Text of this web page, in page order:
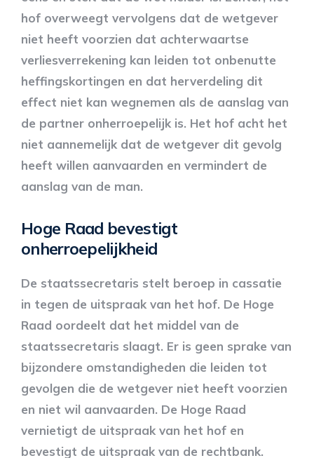
hof overweegt vervolgens dat de wetgever
niet heeft voorzien dat achterwaartse
verliesverrekening kan leiden tot onbenutte
heffingskortingen en dat herverdeling dit
effect niet kan wegnemen als de aanslag van
de partner onherroepelijk is. Het hof acht het
niet aannemelijk dat de wetgever dit gevolg
heeft willen aanvaarden en vermindert de
aanslag van de man.
Hoge Raad bevestigt
onherroepelijkheid
De staatssecretaris stelt beroep in cassatie
in tegen de uitspraak van het hof. De Hoge
Raad oordeelt dat het middel van de
staatssecretaris slaagt. Er is geen sprake van
bijzondere omstandigheden die leiden tot
gevolgen die de wetgever niet heeft voorzien
en niet wil aanvaarden. De Hoge Raad
vernietigt de uitspraak van het hof en
bevestigt de uitspraak van de rechtbank.